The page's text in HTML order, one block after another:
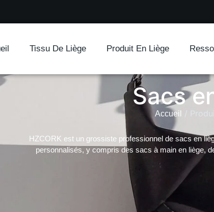
Tissu De Liège Produit En Liège
Sacs
Accueil /
HZCORK est un grossiste professionnel de sacs en
personnalisés, y compris des sacs à main en liège,